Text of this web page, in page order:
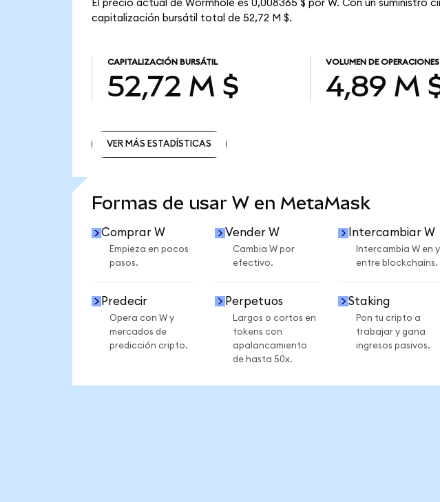
El precio actual de Wormhole es 0,008365 $ por W. Con un suministro
capitalización bursátil total de 52,72 M $.
CAPITALIZACIÓN BURSÁTIL
52,72 M $
VOLUMEN DE OPERACIONES
4,89 M
VER MÁS ESTADÍSTICAS
Formas de usar W en MetaMask
Comprar W
Empieza en pocos
pasos.
Vender W
Cambia W por
efectivo.
Intercambiar W
Intercambia W en y
entre blockchains.
Predecir
Opera con W y
mercados de
predicción cripto.
Perpetuos
Largos o cortos en
tokens con
apalancamiento
de hasta 50x.
Staking
Pon tu cripto a
trabajar y gana
ingresos pasivos.